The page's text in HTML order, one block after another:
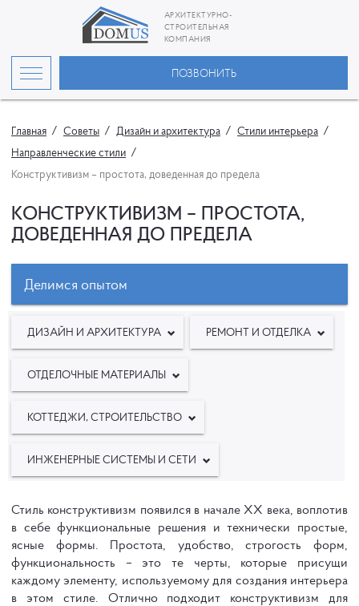
АРХИТЕКТУРНО-
СТРОИТЕЛЬНАЯ
КОМПАНИЯ
ПОЗВОНИТЬ
Главная Советы Дизайн и архитектура
Стили интерьера
Направленческие стили
Конструктивизм – простота, доведенная до предела
КОНСТРУКТИВИЗМ – ПРОСТОТА,
ДОВЕДЕННАЯ ДО ПРЕДЕЛА
Делимся опытом
ДИЗАЙН И АРХИТЕКТУРА РЕМОНТ И ОТДЕЛКА
ОТДЕЛОЧНЫЕ МАТЕРИАЛЫ
КОТТЕДЖИ, СТРОИТЕЛЬСТВО
ИНЖЕНЕРНЫЕ СИСТЕМЫ И СЕТИ
Стиль конструктивизм появился в начале XX века, воплотив
в себе функциональные решения и технически простые,
ясные формы. Простота, удобство, строгость форм,
функциональность – это те черты, которые присущи
каждому элементу, используемому для создания интерьера
в этом стиле. Отлично подходит конструктивизм для